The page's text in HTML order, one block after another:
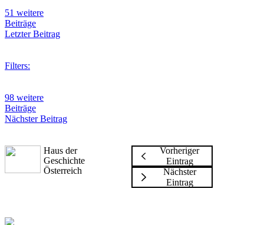
51 weitere
Beiträge
Letzter Beitrag
Filters:
98 weitere
Beiträge
Nächster Beitrag
Haus der
Geschichte
Österreich
Vorheriger
Eintrag
Nächster
Eintrag